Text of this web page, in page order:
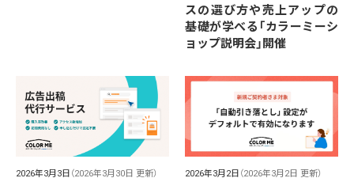
スの選び方や売上アップの
基礎が学べる「カラーミーシ
ョップ説明会」開催
2026年3月3日 （2026年3月30日 更新） 2026年3月2日 （2026年3月2日 更新）